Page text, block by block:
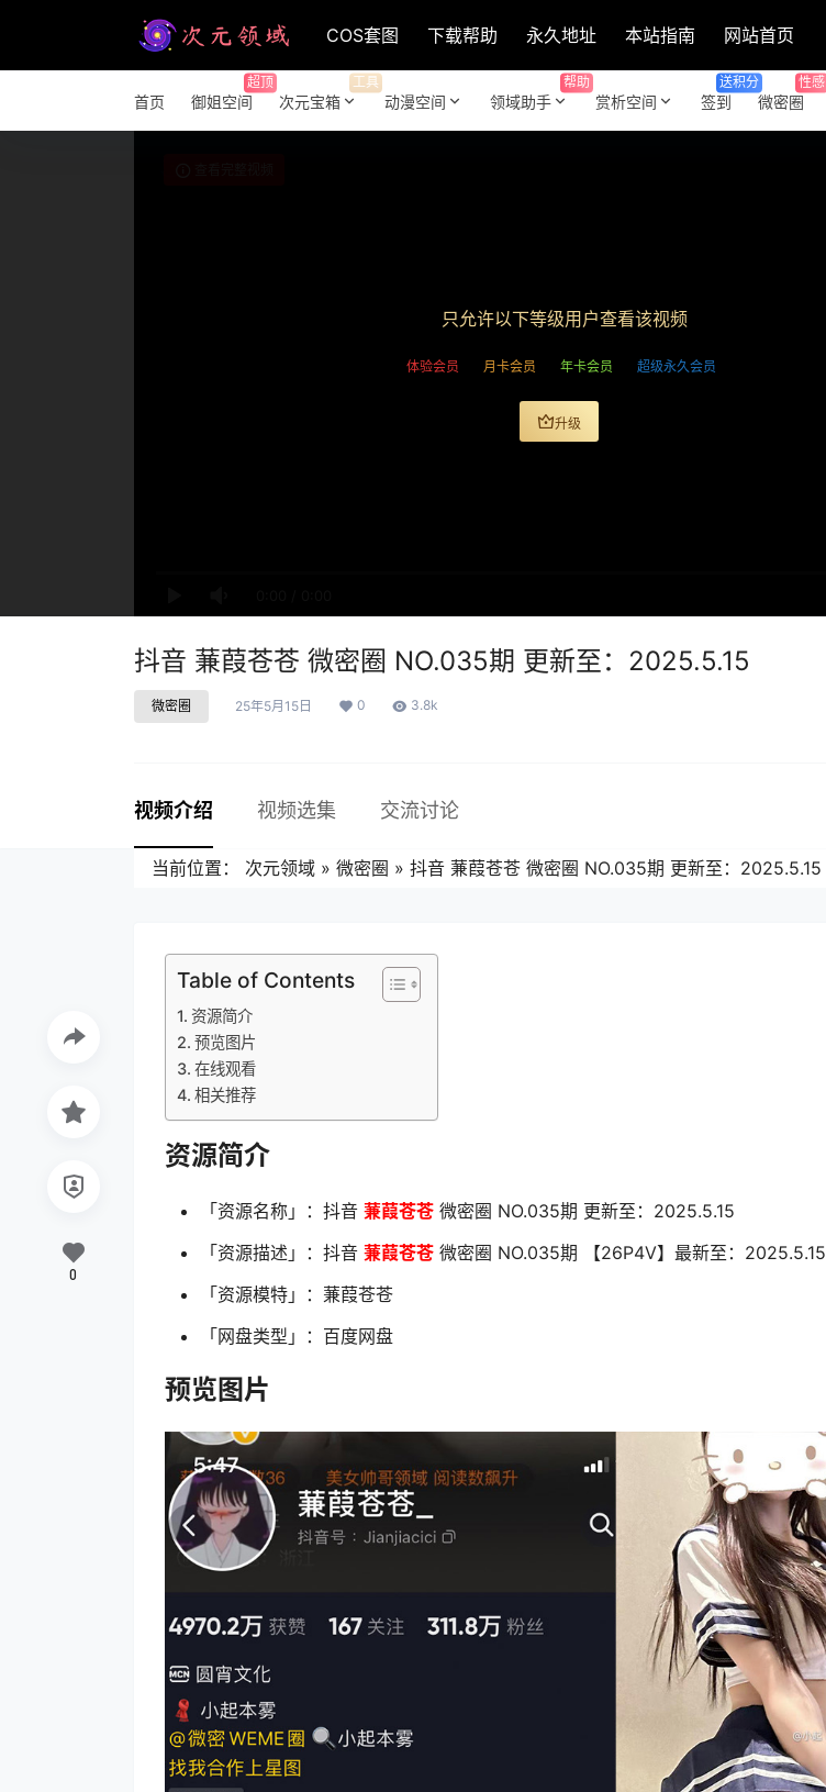
COS套图 下载帮助 永久地址 本站指南 网站首页
首页 御姐空间
超顶
次元宝箱
工具
动漫空间 领域助手
帮助
赏析空间 签到
送积分
微密圈
性感
只允许以下等级用户查看该视频
体验会员 月卡会员 年卡会员 超级永久会员
升级
抖音 蒹葭苍苍 微密圈 NO.035期 更新至：2025.5.15
微密圈 25年5月15日 0 3.8k
视频介绍 视频选集 交流讨论
当前位置： 次元领域 » 微密圈 » 抖音 蒹葭苍苍 微密圈 NO.035期 更新至：2025.5.15
Table of Contents
资源简介
预览图片
在线观看
相关推荐
资源简介
「资源名称」：抖音 蒹葭苍苍 微密圈 NO.035期 更新至：2025.5.15
「资源描述」：抖音 蒹葭苍苍 微密圈 NO.035期 【26P4V】最新至：2025.5.15
「资源模特」：蒹葭苍苍
「网盘类型」：百度网盘
预览图片
0